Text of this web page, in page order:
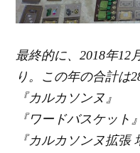
最終的に、2018年12
り。この年の合計は
『カルカソンヌ』
『ワードバスケット』
『カルカソンヌ拡張